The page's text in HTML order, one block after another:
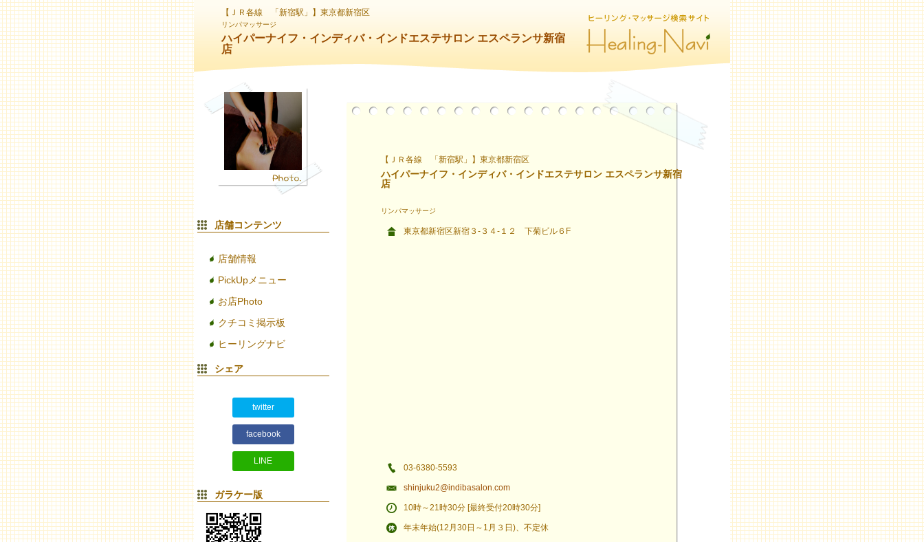
【ＪＲ各線 「新宿駅」】東京都新宿区
リンパマッサージ
ハイパーナイフ・インディバ・インドエステサロン エスペランサ新宿
店
店舗コンテンツ
店舗情報
PickUpメニュー
お店Photo
クチコミ掲示板
ヒーリングナビ
シェア
twitter
facebook
LINE
ガラケー版
【ＪＲ各線 「新宿駅」】東京都新宿区
ハイパーナイフ・インディバ・インドエステサロン エスペランサ新宿
店
リンパマッサージ
東京都新宿区新宿３-３４-１２ 下菊ビル６F
03-6380-5593
shinjuku2@indibasalon.com
10時～21時30分 [最終受付20時30分]
年末年始(12月30日～1月３日)、不定休